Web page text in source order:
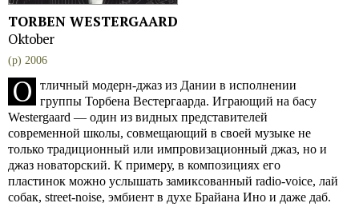
TORBEN WESTERGAARD
Oktober
(p) 2006
О
тличный модерн-джаз из Дании в исполнении
группы Торбена Вестергаарда. Играющий на басу
Westergaard — один из видных представителей
современной школы, совмещающий в своей музыке не
только традиционный или импровизационный джаз, но и
джаз новаторский. К примеру, в композициях его
пластинок можно услышать замиксованный radio-voice, лай
собак, street-noise, эмбиент в духе Брайана Ино и даже даб.